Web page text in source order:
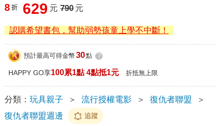
8 折 629 元 790 元
認購希望書包，幫助弱勢孩童上學不中斷！
預計最高可得金幣 30點 ?
HAPPY GO享100累1點 4點抵1元 折抵無上限
分類： 玩具親子 ＞ 流行授權電影 ＞ 復仇者聯盟
＞
復仇者聯盟週邊
追蹤